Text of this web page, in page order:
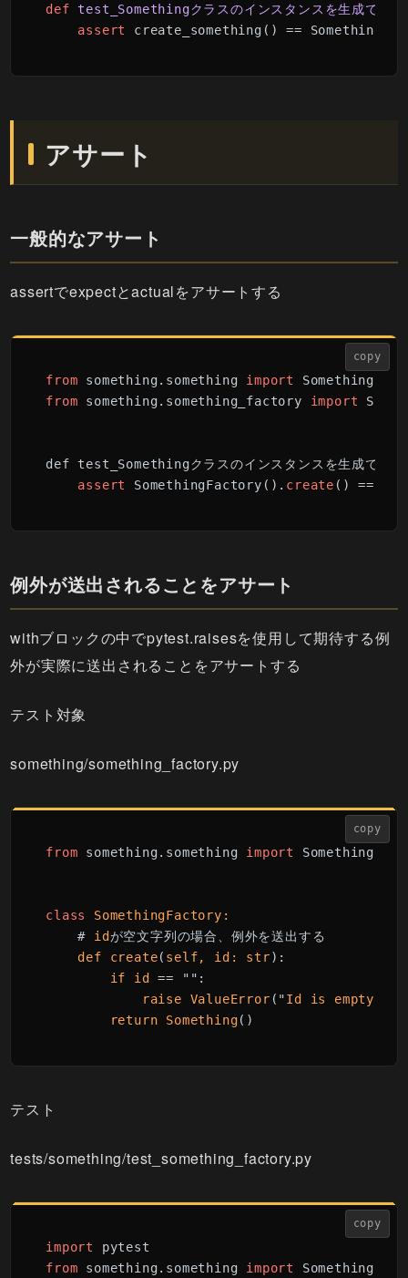
def test_Somethingクラスのインスタンスを生成できる
assert
create_something() == Something()
アサート
一般的なアサート
assertでexpectとactualをアサートする
copy
from something.something import
from something.something_factory import
def test_Somethingクラスのインスタンスを生成でき
assert
SomethingFactory(). create () ==
例外が送出されることをアサート
withブロックの中でpytest.raisesを使用して期待する例
外が実際に送出されることをアサートする
テスト対象
something/something_factory.py
copy
from something.something import Something
class
SomethingFactory:
# idが空文字列の場合、例外を送出する
def
create( self, id : str):
if
id
== "":
raise
ValueError ("Id is empty
return
Something()
テスト
tests/something/test_something_factory.py
copy
import
from something.something import